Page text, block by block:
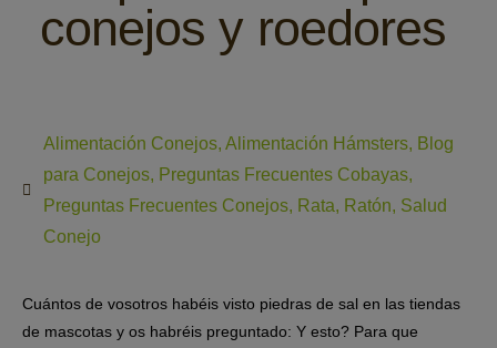
conejos y roedores
Alimentación Conejos, Alimentación Hámsters, Blog
para Conejos, Preguntas Frecuentes Cobayas,
Preguntas Frecuentes Conejos, Rata, Ratón, Salud
Conejo
Cuántos de vosotros habéis visto piedras de sal en las tiendas
de mascotas y os habréis preguntado: Y esto? Para que